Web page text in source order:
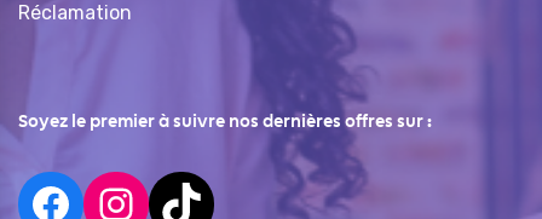
Réclamation
Soyez le premier à suivre nos dernières offres sur :